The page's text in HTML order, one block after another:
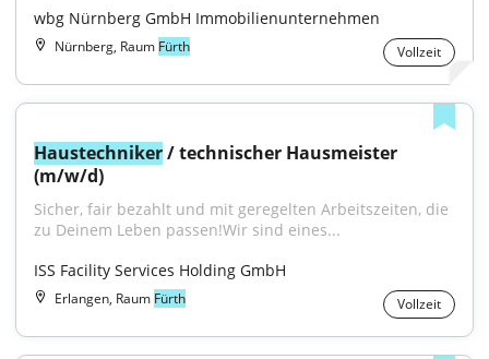
wbg Nürnberg GmbH Immobilienunternehmen
Nürnberg, Raum Fürth Vollzeit
Haustechniker / technischer Hausmeister
(m/w/d)
Sicher, fair bezahlt und mit geregelten Arbeitszeiten, die
zu Deinem Leben passen!Wir sind eines...
ISS Facility Services Holding GmbH
Erlangen, Raum Fürth Vollzeit